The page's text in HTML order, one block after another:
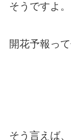
そうですよ。
開花予報っ
そう言えば